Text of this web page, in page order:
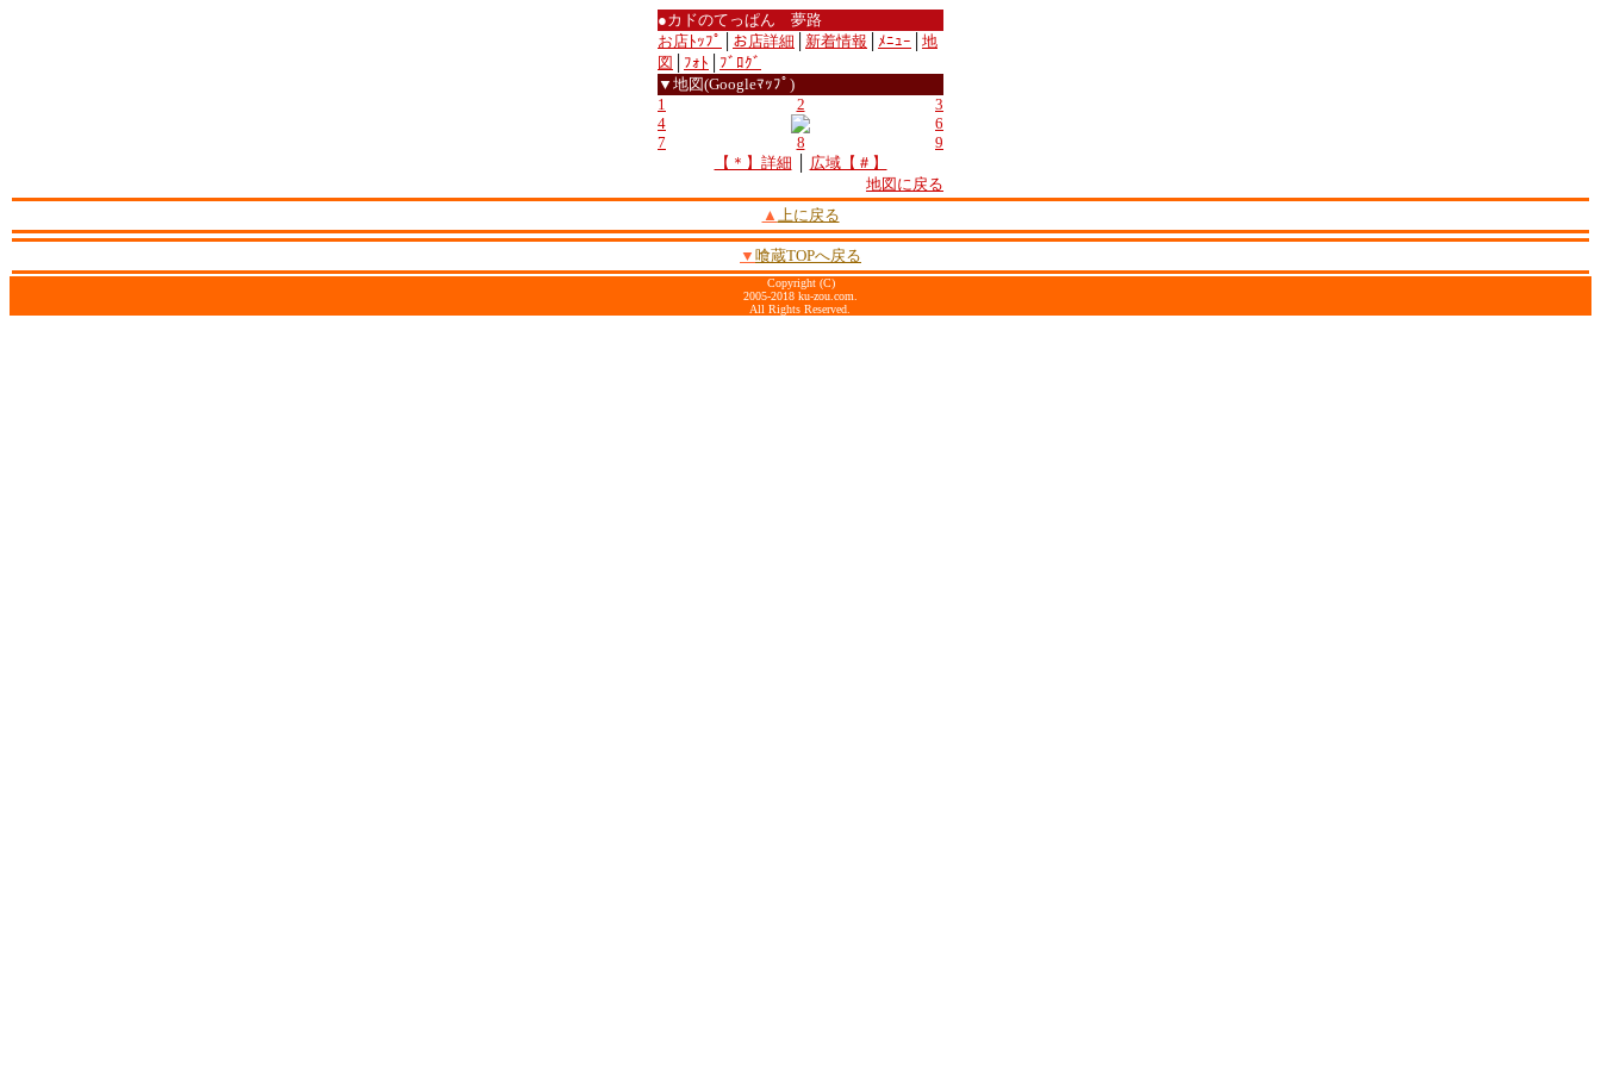
●カドのてっぱん 夢路
お店ﾄｯﾌﾟ
お店詳細 新着情報 ﾒﾆｭｰ
地
図
ﾌｫﾄ
ﾌﾞﾛｸﾞ
▼地図(Googleﾏｯﾌﾟ)
1
2
3
4
6
7
8
9
【＊】詳細
広域【＃】
地図に戻る
▲ 上に戻る
▼ 喰蔵TOPへ戻る
Copyright (C)
2005-2018 ku-zou.com.
All Rights Reserved.